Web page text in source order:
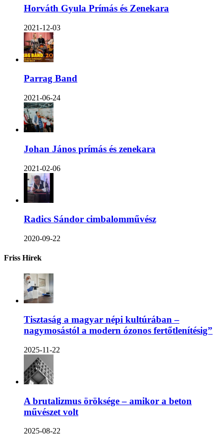
Horváth Gyula Prímás és Zenekara
2021-12-03
Parrag Band
2021-06-24
Johan János prímás és zenekara
2021-02-06
Radics Sándor cimbalomművész
2020-09-22
Friss Hírek
Tisztaság a magyar népi kultúrában –
nagymosástól a modern ózonos fertőtlenítésig”
2025-11-22
A brutalizmus öröksége – amikor a beton
művészet volt
2025-08-22